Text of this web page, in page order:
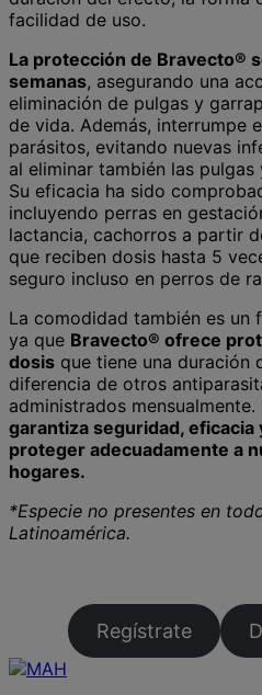
facilidad de uso.
La protección de Bravecto®
semanas, asegurando una
eliminación de pulgas y
de vida. Además, interrumpe
parásitos, evitando nuevas
al eliminar también las
Su eficacia ha sido
incluyendo perras en
lactancia, cachorros a partir
que reciben dosis hasta 5
seguro incluso en perros de
La comodidad también es un
ya que Bravecto® ofrece
dosis que tiene una duración
diferencia de otros
administrados mensualmente.
garantiza seguridad, eficacia
proteger adecuadamente a
hogares.
*Especie no presentes en
Latinoamérica.
Regístrate